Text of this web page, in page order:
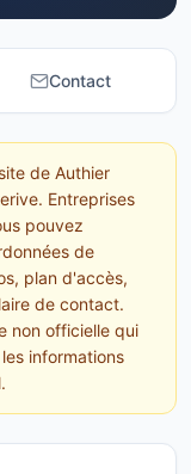
Contact
de Authier
Entreprises
pouvez
de
plan d'accès,
de contact.
non officielle qui
informations